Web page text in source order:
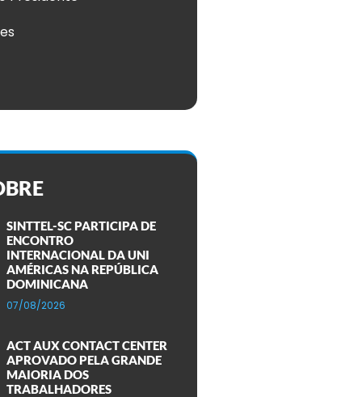
SINTTEL-SC PARTICIPA DE
ENCONTRO
INTERNACIONAL DA UNI
AMÉRICAS NA REPÚBLICA
DOMINICANA
07/08/2026
ACT AUX CONTACT CENTER
APROVADO PELA GRANDE
MAIORIA DOS
TRABALHADORES